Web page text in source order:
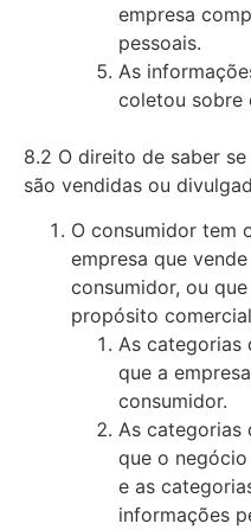
empresa
pessoais.
As
coletou sobre
8.2 O direito de saber
são vendidas ou
O consumidor tem
empresa que
consumidor, ou
propósito
As categorias
que a
consumidor.
As categorias
que o
e as
informações